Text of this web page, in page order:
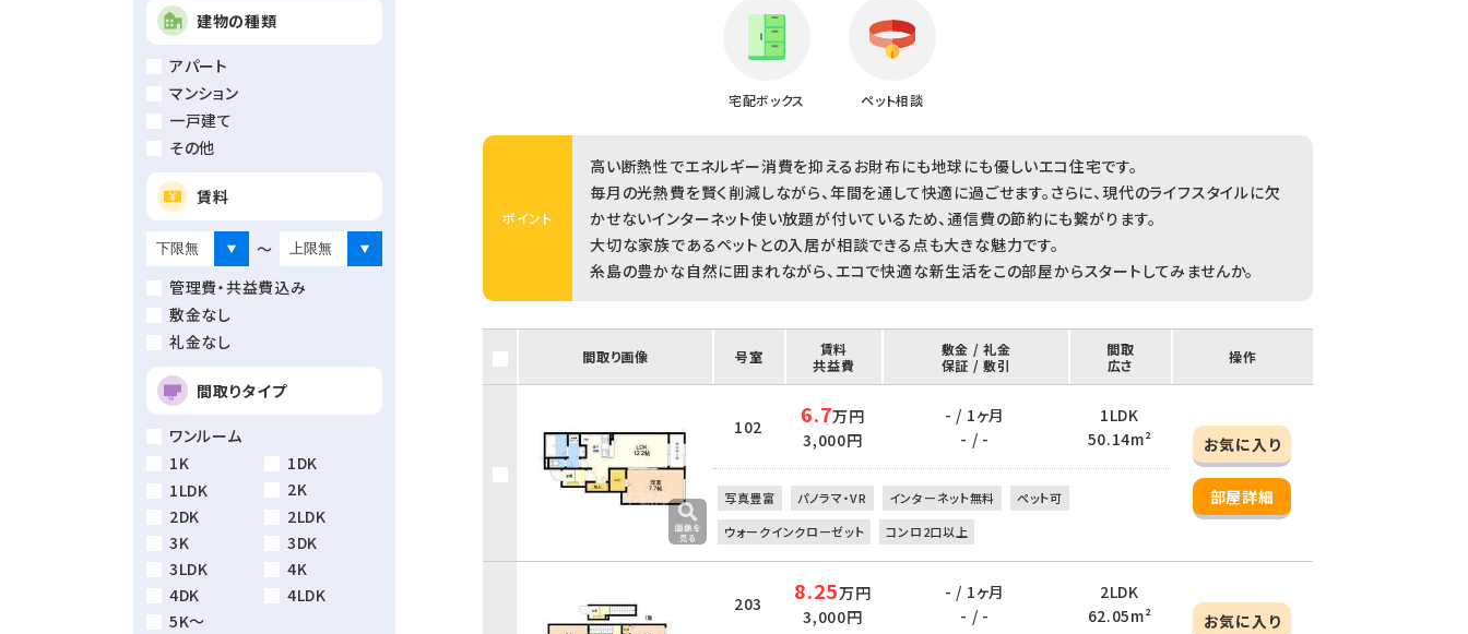
建物の種類
アパート
マンション
一戸建て
その他
賃料
～
管理費・共益費込み
敷金なし
礼金なし
間取りタイプ
ワンルーム
1K
1DK
1LDK
2K
2DK
2LDK
3K
3DK
3LDK
4K
4DK
4LDK
5K～
宅配ボックス ペット相談
ポイント
高い断熱性でエネルギー消費を抑えるお財布にも地球にも優しいエコ住宅です。
毎月の光熱費を賢く削減しながら、年間を通して快適に過ごせます。さらに、現代のライフスタイルに欠
かせないインターネット使い放題が付いているため、通信費の節約にも繋がります。
大切な家族であるペットとの入居が相談できる点も大きな魅力です。
糸島の豊かな自然に囲まれながら、エコで快適な新生活をこの部屋からスタートしてみませんか。
間取り画像 号室
賃料
共益費
敷金 / 礼金
保証 / 敷引
間取
広さ
操作
102 6.7万円
3,000円
- / 1ヶ月
- / -
1LDK
50.14m²
お気に入り
部屋詳細
写真豊富 パノラマ・VR インターネット無料
ペット可
ウォークインクローゼット
コンロ2口以上
203 8.25万円
3,000円
- / 1ヶ月
- / -
2LDK
62.05m²
お気に入り